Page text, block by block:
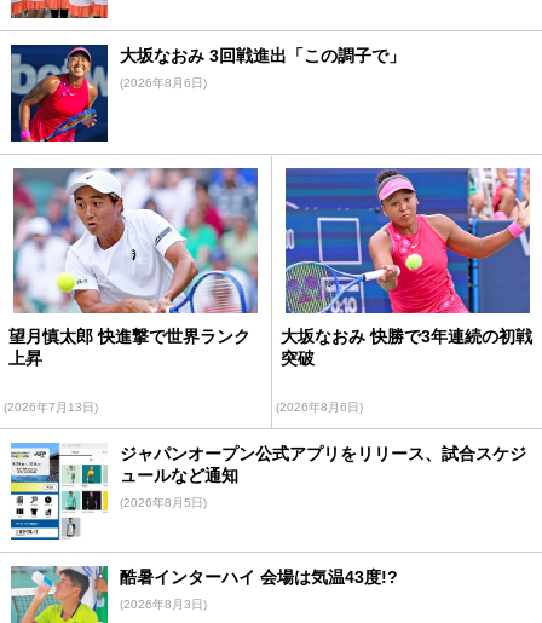
大坂なおみ 3回戦進出「この調子で」
(2026年8月6日)
望月慎太郎 快進撃で世界ランク
上昇
(2026年7月13日)
大坂なおみ 快勝で3年連続の初戦
突破
(2026年8月6日)
ジャパンオープン公式アプリをリリース、試合スケジ
ュールなど通知
(2026年8月5日)
酷暑インターハイ 会場は気温43度!?
(2026年8月3日)